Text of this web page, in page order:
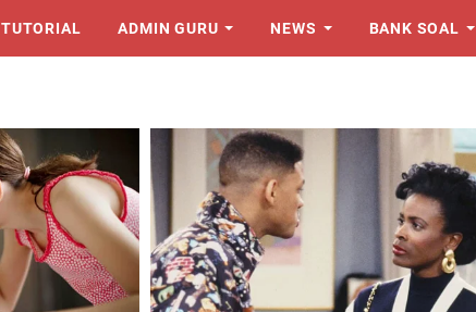
TUTORIAL ADMIN GURU NEWS BANK SOAL